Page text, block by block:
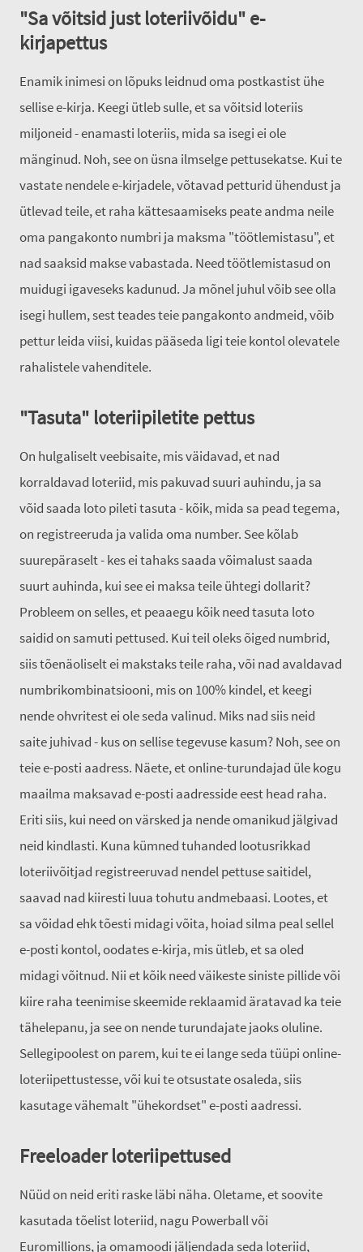
"Sa võitsid just loteriivõidu" e-
kirjapettus
Enamik inimesi on lõpuks leidnud oma postkastist ühe
sellise e-kirja. Keegi ütleb sulle, et sa võitsid loteriis
miljoneid - enamasti loteriis, mida sa isegi ei ole
mänginud. Noh, see on üsna ilmselge pettusekatse. Kui te
vastate nendele e-kirjadele, võtavad petturid ühendust ja
ütlevad teile, et raha kättesaamiseks peate andma neile
oma pangakonto numbri ja maksma "töötlemistasu", et
nad saaksid makse vabastada. Need töötlemistasud on
muidugi igaveseks kadunud. Ja mõnel juhul võib see olla
isegi hullem, sest teades teie pangakonto andmeid, võib
pettur leida viisi, kuidas pääseda ligi teie kontol olevatele
rahalistele vahenditele.
"Tasuta" loteriipiletite pettus
On hulgaliselt veebisaite, mis väidavad, et nad
korraldavad loteriid, mis pakuvad suuri auhindu, ja sa
võid saada loto pileti tasuta - kõik, mida sa pead tegema,
on registreeruda ja valida oma number. See kõlab
suurepäraselt - kes ei tahaks saada võimalust saada
suurt auhinda, kui see ei maksa teile ühtegi dollarit?
Probleem on selles, et peaaegu kõik need tasuta loto
saidid on samuti pettused. Kui teil oleks õiged numbrid,
siis tõenäoliselt ei makstaks teile raha, või nad avaldavad
numbrikombinatsiooni, mis on 100% kindel, et keegi
nende ohvritest ei ole seda valinud. Miks nad siis neid
saite juhivad - kus on sellise tegevuse kasum? Noh, see on
teie e-posti aadress. Näete, et online-turundajad üle kogu
maailma maksavad e-posti aadresside eest head raha.
Eriti siis, kui need on värsked ja nende omanikud jälgivad
neid kindlasti. Kuna kümned tuhanded lootusrikkad
loteriivõitjad registreeruvad nendel pettuse saitidel,
saavad nad kiiresti luua tohutu andmebaasi. Lootes, et
sa võidad ehk tõesti midagi võita, hoiad silma peal sellel
e-posti kontol, oodates e-kirja, mis ütleb, et sa oled
midagi võitnud. Nii et kõik need väikeste siniste pillide või
kiire raha teenimise skeemide reklaamid äratavad ka teie
tähelepanu, ja see on nende turundajate jaoks oluline.
Sellegipoolest on parem, kui te ei lange seda tüüpi online-
loteriipettustesse, või kui te otsustate osaleda, siis
kasutage vähemalt "ühekordset" e-posti aadressi.
Freeloader loteriipettused
Nüüd on neid eriti raske läbi näha. Oletame, et soovite
kasutada tõelist loteriid, nagu Powerball või
Euromillions, ja omamoodi jäljendada seda loteriid,